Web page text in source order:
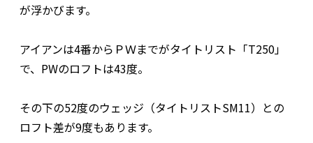
が浮かびます。
アイアンは4番からＰＷまでがタイトリスト「T250」
で、PWのロフトは43度。
その下の52度のウェッジ（タイトリストSM11）との
ロフト差が9度もあります。